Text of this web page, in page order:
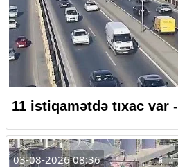
11 istiqamətdə tıxac var -
03-08-2026 08:36